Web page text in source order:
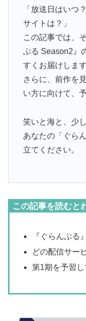
「放送日はいつ
サイトは？」
この記事では、
ぶる Season2』
すくお届けします
さらに、前作を
い方に向けて、
笑いと海と、少
あなたの「ぐら
立てください。
この記事を読むと
『ぐらんぶる
どの配信サー
第1期を予習